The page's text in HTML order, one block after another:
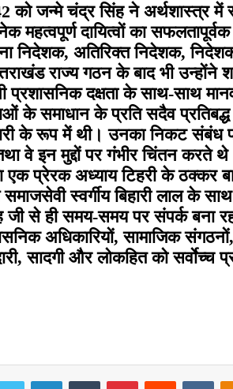
को जन्मे चंद्र सिंह ने अर्थशास्त्र में
महत्वपूर्ण दायित्वों का
निदेशक, अतिरिक्त निदेशक,
राज्य गठन के बाद भी
प्रशासनिक दक्षता के साथ-साथ
के समाधान के प्रति सदैव
के रूप में थी। उनका निकट संबंध
वे इन मुद्दों पर गंभीर चिंतन करते
प्रेरक अध्याय टिहरी के ठक्कर
समाजसेवी स्वर्गीय बिहारी लाल
से ही समय-समय पर संपर्क बना
अधिकारियों, सामाजिक
सादगी और लोकहित को सर्वाेच्च
Twitter LinkedInTumblrPinterestReddit